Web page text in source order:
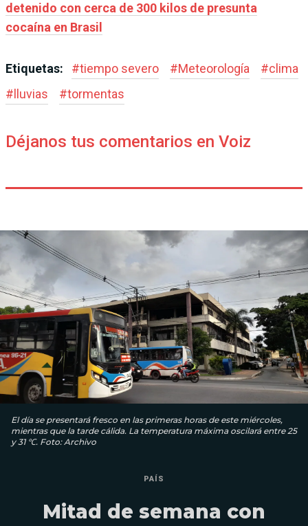
detenido con cerca de 300 kilos de presunta
cocaína en Brasil
Etiquetas: #tiempo severo #Meteorología #clima
# lluvias #tormentas
Déjanos tus comentarios en Voiz
El día se presentará fresco en las primeras horas de este miércoles,
mientras que la tarde cálida. La temperatura máxima oscilará entre 25
y 31 ℃. Foto: Archivo
PAÍS
Mitad de semana con